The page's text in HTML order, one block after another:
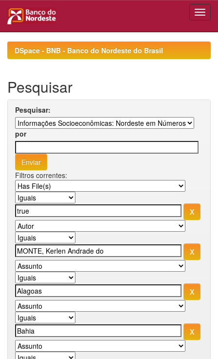
navigationDSpace - BNB - Banco do Nordeste do Brasil
Pesquisar
Pesquisar:
por
Filtros correntes: